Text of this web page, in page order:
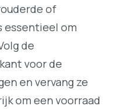
of
essentieel om
de
voor de
en vervang ze
om een voorraad